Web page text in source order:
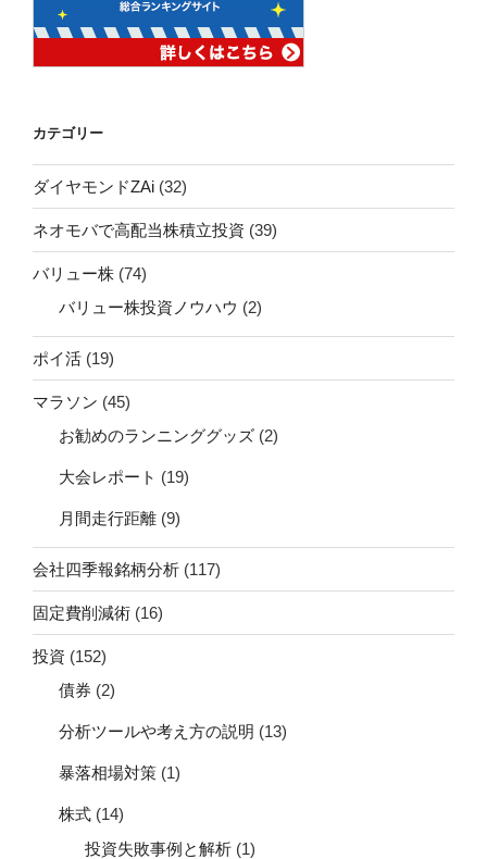
カテゴリー
ダイヤモンドZAi (32)
ネオモバで高配当株積立投資 (39)
バリュー株 (74)
バリュー株投資ノウハウ (2)
ポイ活 (19)
マラソン (45)
お勧めのランニンググッズ (2)
大会レポート (19)
月間走行距離 (9)
会社四季報銘柄分析 (117)
固定費削減術 (16)
投資 (152)
債券 (2)
分析ツールや考え方の説明 (13)
暴落相場対策 (1)
株式 (14)
投資失敗事例と解析 (1)